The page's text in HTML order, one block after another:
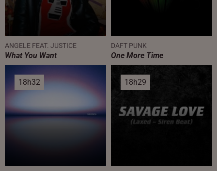
ANGELE FEAT. JUSTICE
What You Want
DAFT PUNK
One More Time
18h32
18h32 18h29
18h29